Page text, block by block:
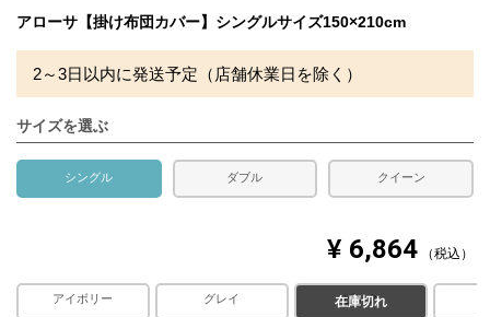
合があります。
アローサ【掛け布団カバー】シングルサイズ150×210cm
2～3日以内に発送予定（店舗休業日を除く）
サイズを選ぶ
シングル ダブル クイーン
¥ 6,864 税込
アイボリー グレイ ピンク
在庫切れ